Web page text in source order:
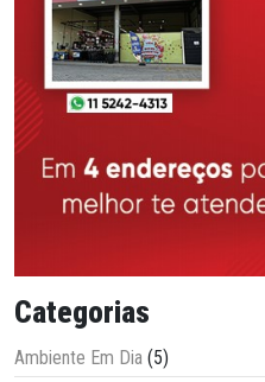
Categorias
Ambiente Em Dia (5)